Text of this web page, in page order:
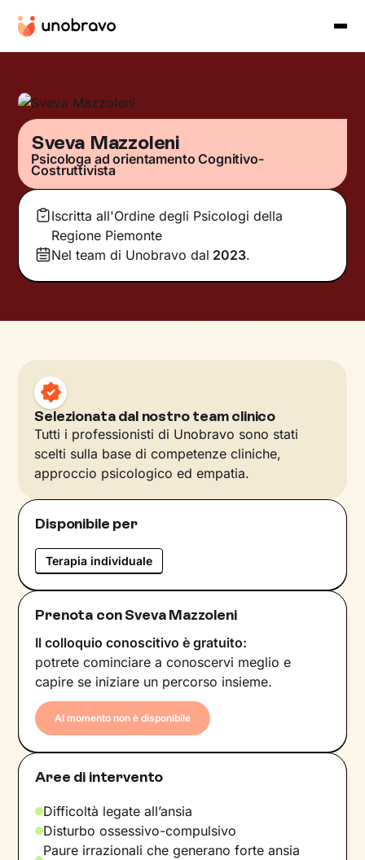
Sveva Mazzoleni
Psicologa ad orientamento Cognitivo-
Costruttivista
Iscritta all'Ordine degli Psicologi della
Regione Piemonte
Nel team di Unobravo dal 2023.
Selezionata dal nostro team clinico
Tutti i professionisti di Unobravo sono stati
scelti sulla base di competenze cliniche,
approccio psicologico ed empatia.
Disponibile per
Terapia individuale
Prenota con Sveva Mazzoleni
Il colloquio conoscitivo è gratuito:
potrete cominciare a conoscervi meglio e
capire se iniziare un percorso insieme.
Al momento non è disponibile
Aree di intervento
Difficoltà legate all’ansia
Disturbo ossessivo-compulsivo
Paure irrazionali che generano forte ansia